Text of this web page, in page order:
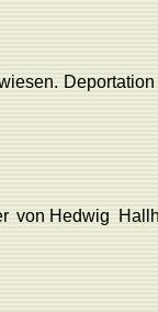
Deportation
von Hedwig